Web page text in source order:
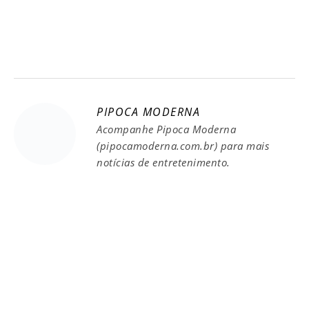
PIPOCA MODERNA
Acompanhe Pipoca Moderna
(pipocamoderna.com.br) para mais
notícias de entretenimento.